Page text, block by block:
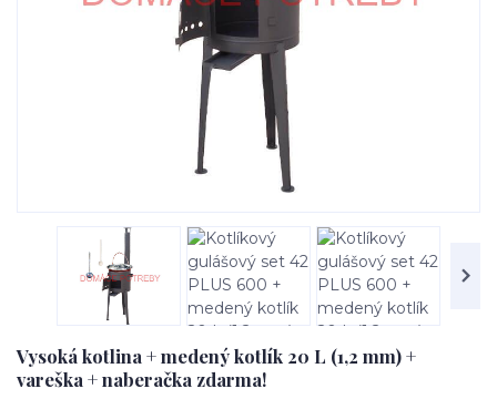
Vysoká kotlina + medený kotlík 20 L (1,2 mm) +
vareška + naberačka zdarma!